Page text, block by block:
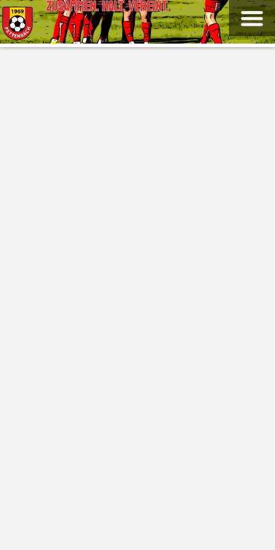
ZUSAMMEN. HALT. VEREINT.